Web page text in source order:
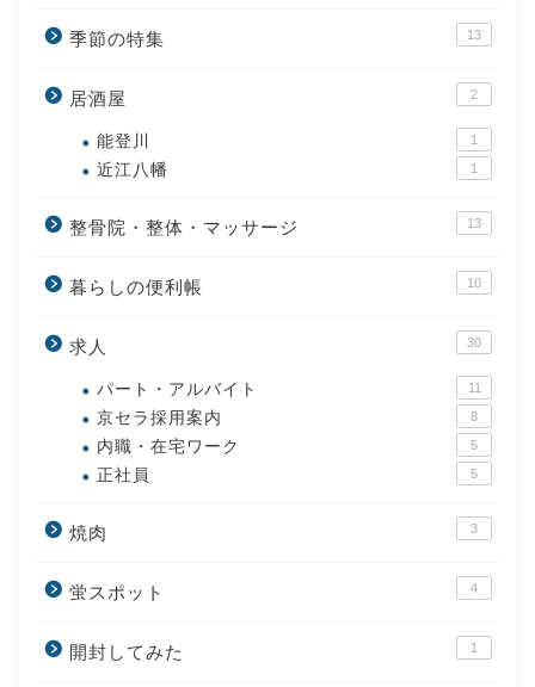
季節の特集 13
居酒屋 2
能登川 1
近江八幡 1
整骨院・整体・マッサージ 13
暮らしの便利帳 10
求人 30
パート・アルバイト 11
京セラ採用案内 8
内職・在宅ワーク 5
正社員 5
焼肉 3
蛍スポット 4
開封してみた 1